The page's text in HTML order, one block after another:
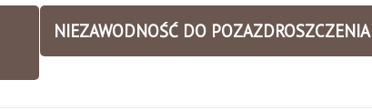
NIEZAWODNOŚĆ DO POZAZDROSZCZENIA